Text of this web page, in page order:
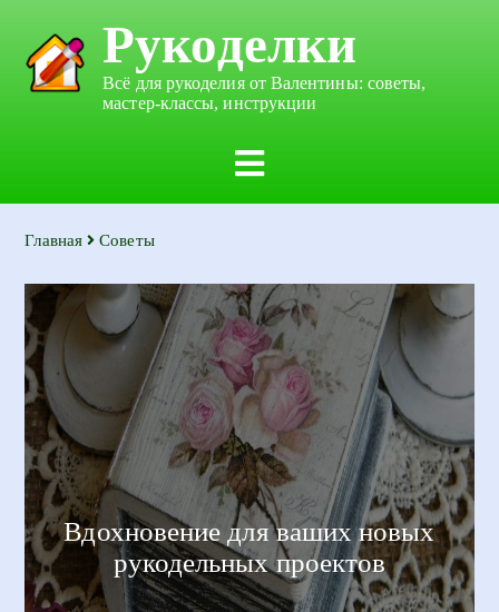
Рукоделки
Всё для рукоделия от Валентины: советы,
мастер-классы, инструкции
Главная Советы
Вдохновение для ваших новых
рукодельных проектов